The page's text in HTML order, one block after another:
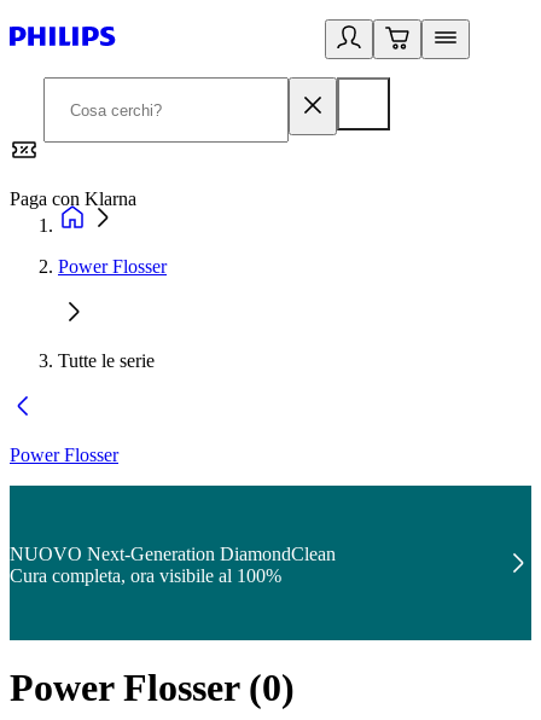
Paga con Klarna
Power Flosser
Tutte le serie
Power Flosser
NUOVO Next-Generation DiamondClean
Cura completa, ora visibile al 100%
Power Flosser(0)